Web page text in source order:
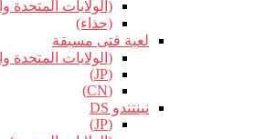
(الولايات المتحدة
(حذاء)
لعبة فتى مسبقة
(الولايات المتحدة
(JP)
(CN)
نينتندو DS
(JP)